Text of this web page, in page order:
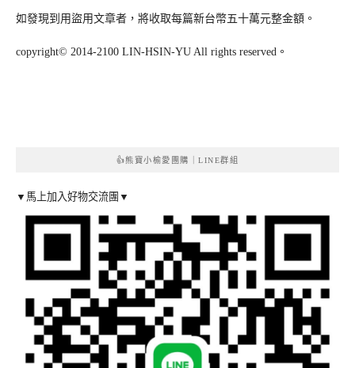
如發現到用盜用文章者，將收取每篇新台幣五十萬元整金額。
copyright© 2014-2100 LIN-HSIN-YU All rights reserved。
👍熊寶小榆愛團購｜LINE群組
▼馬上加入好物交流團▼